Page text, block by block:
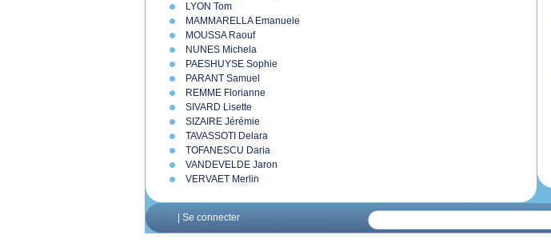
LYON Tom
MAMMARELLA Emanuele
MOUSSA Raouf
NUNES Michela
PAESHUYSE Sophie
PARANT Samuel
REMME Florianne
SIVARD Lisette
SIZAIRE Jérémie
TAVASSOTI Delara
TOFANESCU Daria
VANDEVELDE Jaron
VERVAET Merlin
Se connecter